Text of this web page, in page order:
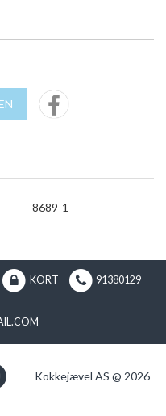
8689-1
KORT 91380129
Kokkejævel AS @ 2026